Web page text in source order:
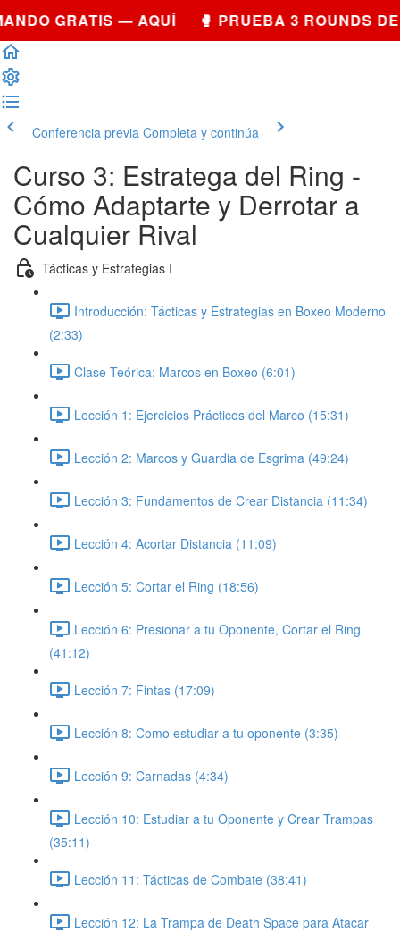
GRATIS — AQUÍ 🥊 PRUEBA 3 ROUNDS
Conferencia previa Completa y continúa
Curso 3: Estratega del Ring -
Cómo Adaptarte y Derrotar a
Cualquier Rival
Tácticas y Estrategias I
Introducción: Tácticas y Estrategias en Boxeo Moderno
(2:33)
Clase Teórica: Marcos en Boxeo (6:01)
Lección 1: Ejercicios Prácticos del Marco (15:31)
Lección 2: Marcos y Guardia de Esgrima (49:24)
Lección 3: Fundamentos de Crear Distancia (11:34)
Lección 4: Acortar Distancia (11:09)
Lección 5: Cortar el Ring (18:56)
Lección 6: Presionar a tu Oponente, Cortar el Ring
(41:12)
Lección 7: Fintas (17:09)
Lección 8: Como estudiar a tu oponente (3:35)
Lección 9: Carnadas (4:34)
Lección 10: Estudiar a tu Oponente y Crear Trampas
(35:11)
Lección 11: Tácticas de Combate (38:41)
Lección 12: La Trampa de Death Space para Atacar